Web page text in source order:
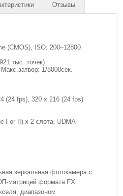
Отзывы
(CMOS), ISO: 200–12800
тыс. точек)
1/8000сек.
(24 fps), 320 x 216 (24 fps)
I or II) x 2 слота, UDMA
зеркальная фотокамера с
матрицей формата FX
диапазоном